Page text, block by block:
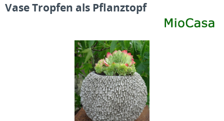
Vase Tropfen als Pflanztopf